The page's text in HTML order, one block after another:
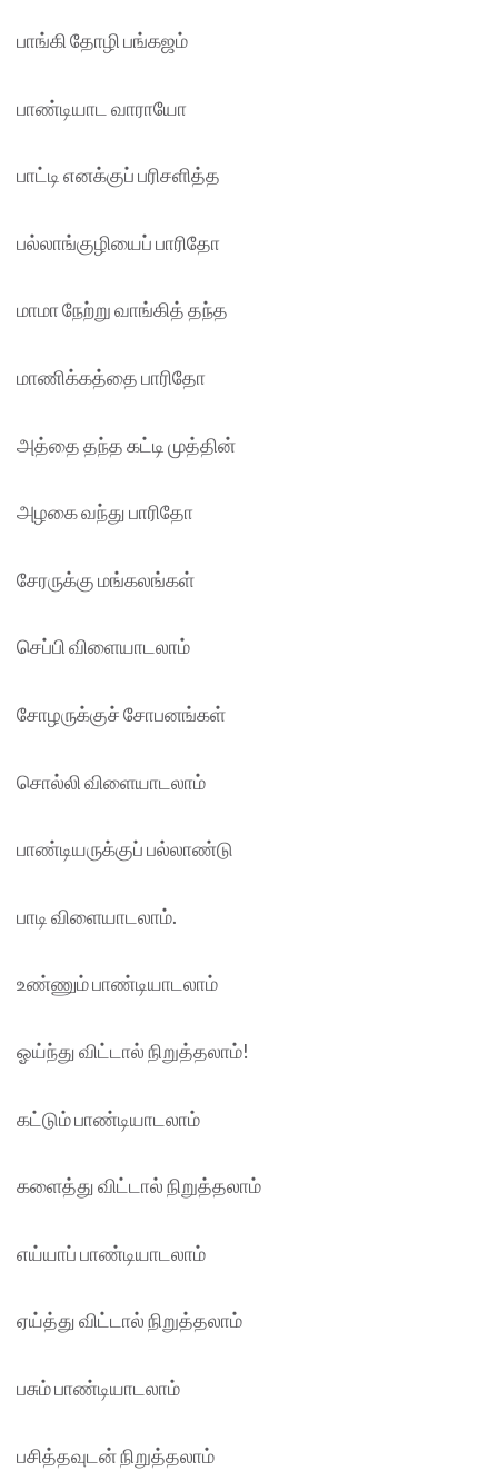
பாங்கி தோழி பங்கஜம்
பாண்டியாட வாராயோ
பாட்டி எனக்குப் பரிசளித்த
பல்லாங்குழியைப் பாரிதோ
மாமா நேற்று வாங்கித் தந்த
மாணிக்கத்தை பாரிதோ
அத்தை தந்த கட்டி முத்தின்
அழகை வந்து பாரிதோ
சேரருக்கு மங்கலங்கள்
செப்பி விளையாடலாம்
சோழருக்குச் சோபனங்கள்
சொல்லி விளையாடலாம்
பாண்டியருக்குப் பல்லாண்டு
பாடி விளையாடலாம்.
உண்ணும் பாண்டியாடலாம்
ஓய்ந்து விட்டால் நிறுத்தலாம்!
கட்டும் பாண்டியாடலாம்
களைத்து விட்டால் நிறுத்தலாம்
எய்யாப் பாண்டியாடலாம்
ஏய்த்து விட்டால் நிறுத்தலாம்
பசும் பாண்டியாடலாம்
பசித்தவுடன் நிறுத்தலாம்